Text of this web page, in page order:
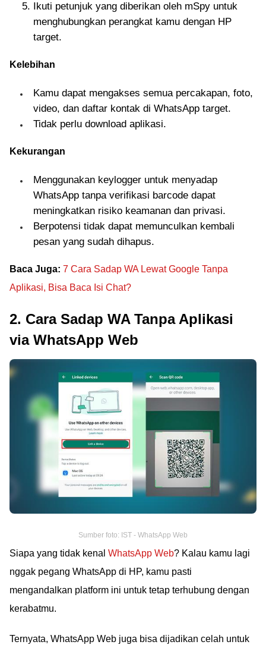
Ikuti petunjuk yang diberikan oleh mSpy untuk
menghubungkan perangkat kamu dengan HP
target.
Kelebihan
Kamu dapat mengakses semua percakapan, foto,
video, dan daftar kontak di WhatsApp target.
Tidak perlu download aplikasi.
Kekurangan
Menggunakan keylogger untuk menyadap
WhatsApp tanpa verifikasi barcode dapat
meningkatkan risiko keamanan dan privasi.
Berpotensi tidak dapat memunculkan kembali
pesan yang sudah dihapus.
Baca Juga: 7 Cara Sadap WA Lewat Google Tanpa
Aplikasi, Bisa Baca Isi Chat?
2. Cara Sadap WA Tanpa Aplikasi
via WhatsApp Web
Sumber foto: IST - WhatsApp Web
Siapa yang tidak kenal WhatsApp Web? Kalau kamu lagi
nggak pegang WhatsApp di HP, kamu pasti
mengandalkan platform ini untuk tetap terhubung dengan
kerabatmu.
Ternyata, WhatsApp Web juga bisa dijadikan celah untuk